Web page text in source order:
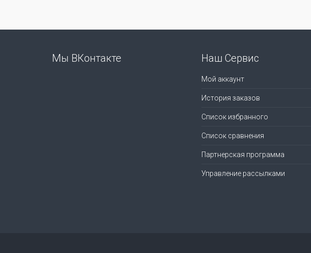
Мы ВКонтакте Наш Сервис
Мой аккаунт
История заказов
Список избранного
Список сравнения
Партнерская программа
Управление рассылками